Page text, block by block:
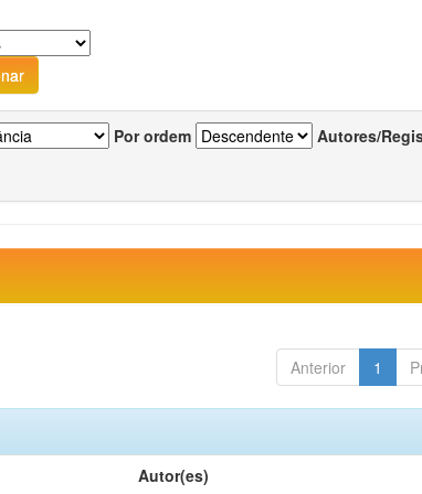
Por ordem Autores/
Anterior 1
Autor(es)